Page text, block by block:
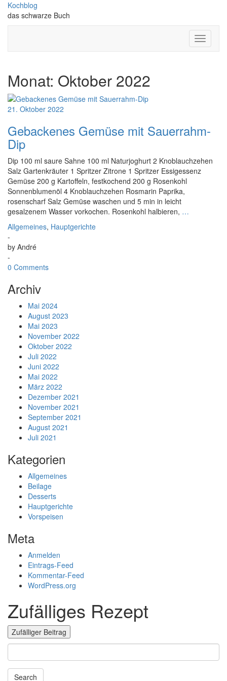
Skip
content
Kochblog
das schwarze Buch
Toggle
Monat: Oktober 2022
21. Oktober 2022
Gebackenes Gemüse mit Sauerrahm-
Dip
Dip 100 ml saure Sahne 100 ml Naturjoghurt 2 Knoblauchzehen
Salz Gartenkräuter 1 Spritzer Zitrone 1 Spritzer Essigessenz
Gemüse 200 g Kartoffeln, festkochend 200 g Rosenkohl
Sonnenblumenöl 4 Knoblauchzehen Rosmarin Paprika,
rosenscharf Salz Gemüse waschen und 5 min in leicht
gesalzenem Wasser vorkochen. Rosenkohl halbieren, …
Allgemeines, Hauptgerichte
-
by André
-
0 Comments
Archiv
Mai 2024
August 2023
Mai 2023
November 2022
Oktober 2022
Juli 2022
Juni 2022
Mai 2022
März 2022
Dezember 2021
November 2021
September 2021
August 2021
Juli 2021
Kategorien
Allgemeines
Beilage
Desserts
Hauptgerichte
Vorspeisen
Meta
Anmelden
Eintrags-Feed
Kommentar-Feed
WordPress.org
Zufälliges Rezept
Zufälliger Beitrag
Search